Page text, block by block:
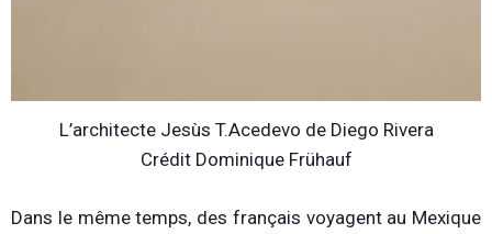
L’architecte Jesùs T.Acedevo de Diego Rivera
Crédit Dominique Frühauf
Dans le même temps, des français voyagent au Mexique